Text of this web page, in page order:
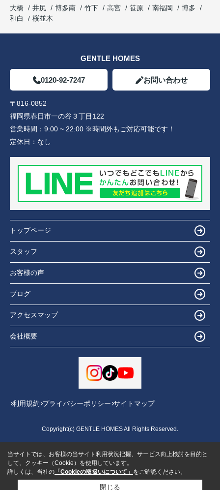
大橋
井尻 博多南 竹下 高宮 笹原 南福岡
博多
和白
桜並木
GENTLE HOMES
0120-92-7247 お問い合わせ
〒816-0852
福岡県春日市一の谷３丁目122
営業時間： 9:00 ~ 22:00 ※時間外もご対応可能です！
定休日： なし
トップページ
スタッフ
お客様の声
ブログ
アクセスマップ
会社概要
利用規約 プライバシーポリシー サイトマップ
Copyright(c) GENTLE HOMES All Rights Reserved.
当サイトでは、お客様の当サイト利用状況把握、サービス向上検討を目的と
して、クッキー（Cookie）を使用しています。
詳しくは、当社の 「Cookieの取扱いについて」 をご確認ください。
閉じる